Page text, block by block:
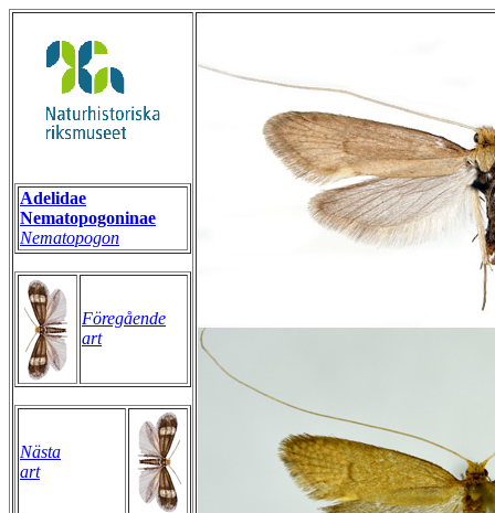
Adelidae
Nematopogoninae
Nematopogon
Föregående
art
Nästa
art